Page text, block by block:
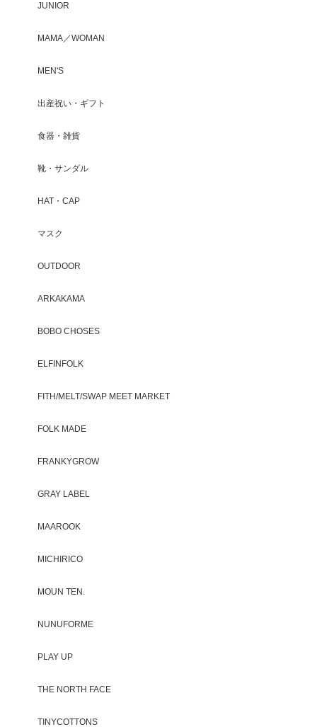
JUNIOR
MAMA／WOMAN
MEN'S
出産祝い・ギフト
食器・雑貨
靴・サンダル
HAT・CAP
マスク
OUTDOOR
ARKAKAMA
BOBO CHOSES
ELFINFOLK
FITH/MELT/SWAP MEET MARKET
FOLK MADE
FRANKYGROW
GRAY LABEL
MAAROOK
MICHIRICO
MOUN TEN.
NUNUFORME
PLAY UP
THE NORTH FACE
TINYCOTTONS